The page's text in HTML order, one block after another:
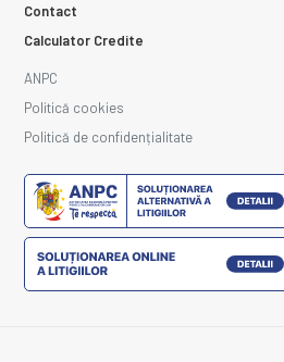
Contact
Calculator Credite
ANPC
Politică cookies
Politică de confidențialitate